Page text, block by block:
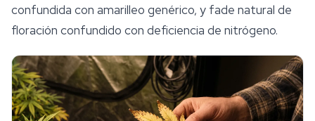
confundida con amarilleo genérico, y fade natural de
floración confundido con deficiencia de nitrógeno.